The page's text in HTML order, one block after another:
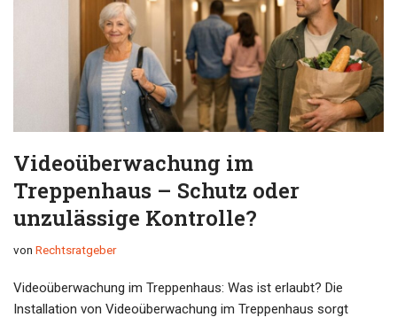
Videoüberwachung im
Treppenhaus – Schutz oder
unzulässige Kontrolle?
von Rechtsratgeber
Videoüberwachung im Treppenhaus: Was ist erlaubt? Die
Installation von Videoüberwachung im Treppenhaus sorgt